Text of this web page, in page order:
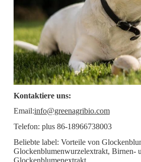
Kontaktiere uns:
Email:info@greenagribio.com
Telefon: plus 86-18966738003
Beliebte label: Vorteile von
Glockenblumenwurzelextrakt, Birnen-
Glockenblumenextrakt